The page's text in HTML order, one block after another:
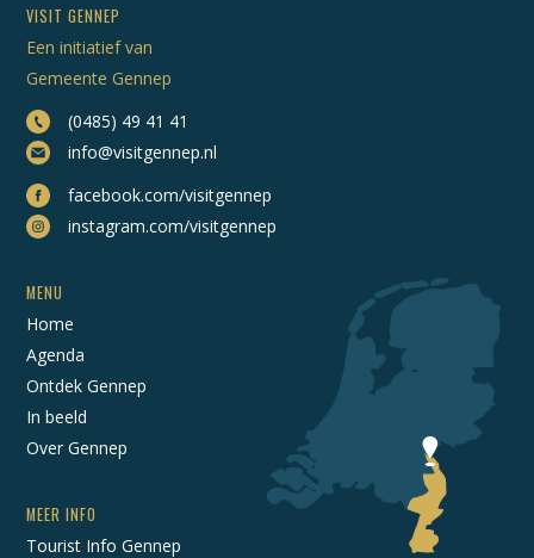
VISIT GENNEP
Een initiatief van
Gemeente Gennep
(0485) 49 41 41
info@visitgennep.nl
facebook.com/visitgennep
instagram.com/visitgennep
MENU
Home
Agenda
Ontdek Gennep
In beeld
Over Gennep
MEER INFO
Tourist Info Gennep